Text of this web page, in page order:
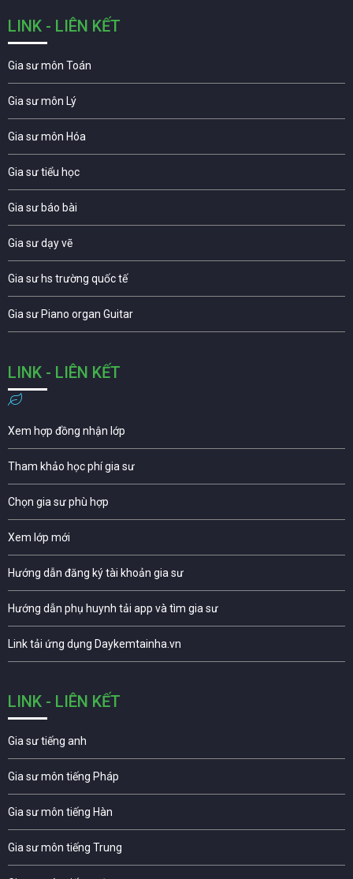
LINK - LIÊN KẾT
Gia sư môn Toán
Gia sư môn Lý
Gia sư môn Hóa
Gia sư tiểu học
Gia sư báo bài
Gia sư dạy vẽ
Gia sư hs trường quốc tế
Gia sư Piano organ Guitar
LINK - LIÊN KẾT
Xem hợp đồng nhận lớp
Tham khảo học phí gia sư
Chọn gia sư phù hợp
Xem lớp mới
Hướng dẫn đăng ký tài khoản gia sư
Hướng dẫn phụ huynh tải app và tìm gia sư
Link tải ứng dụng Daykemtainha.vn
LINK - LIÊN KẾT
Gia sư tiếng anh
Gia sư môn tiếng Pháp
Gia sư môn tiếng Hàn
Gia sư môn tiếng Trung